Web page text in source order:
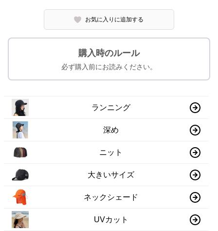
お気に入りに追加する
購入時のルール
必ず購入前にお読みください。
ランニング
深め
ニット
大きいサイズ
ネックシェード
UVカット